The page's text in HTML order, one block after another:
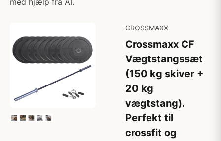
med hjælp fra AI.
CROSSMAXX
Crossmaxx CF
Vægtstangssæt
(150 kg skiver +
20 kg
vægtstang).
Perfekt til
crossfit og